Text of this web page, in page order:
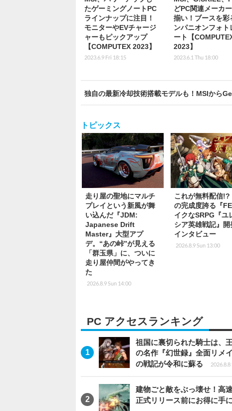
たゲーミングノートPC
ラインナップに注目！
モニターやEVチャージ
ャーもピックアップ
【COMPUTEX 2023】
2023.6.9 Fri 18:15
どPC関連メーカ
揃い！ブースを彩
ンパニオンフォト
ート【
2023】
2023.6.1 Thu 18:00
独自の最新冷却技術搭載モデルも！MSIから
トピックス
走り屋の聖地にマルチ
プレイという新風が舞
い込んだ『JDM:
Japanese Drift
Master』大型アプ
デ。“あの峠”が見える
「群玉県」に、ついに
走り屋仲間がやってき
た
2026.8.9 Sun 14:00
これが無料配信!?
の完成度誇る『
イクなSRPG『ユ
シア英雄戦記』開
インタビュー
2026.8.9 Sun 13:00
PC アクセスランキング
祖国に裏切られた騎士は、
の名作『幻世録』全面リメ
の戦記が令和に蘇る
建物ごと敵をぶっ壊せ！高
正式リリース前にお得に手